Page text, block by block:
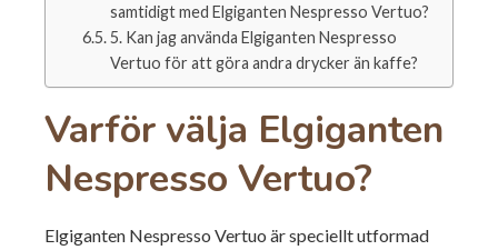
samtidigt med Elgiganten Nespresso Vertuo?
5. Kan jag använda Elgiganten Nespresso
Vertuo för att göra andra drycker än kaffe?
Varför välja Elgiganten
Nespresso Vertuo?
Elgiganten Nespresso Vertuo är speciellt utformad